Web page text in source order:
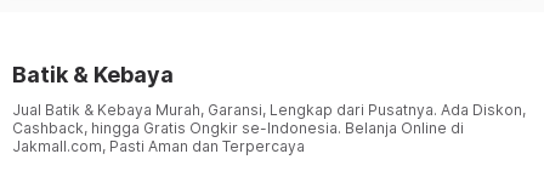
Batik & Kebaya
Jual Batik & Kebaya Murah, Garansi, Lengkap dari Pusatnya. Ada Diskon,
Cashback, hingga Gratis Ongkir se-Indonesia. Belanja Online di
Jakmall.com, Pasti Aman dan Terpercaya